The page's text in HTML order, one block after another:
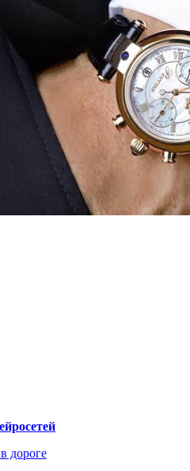
дороге